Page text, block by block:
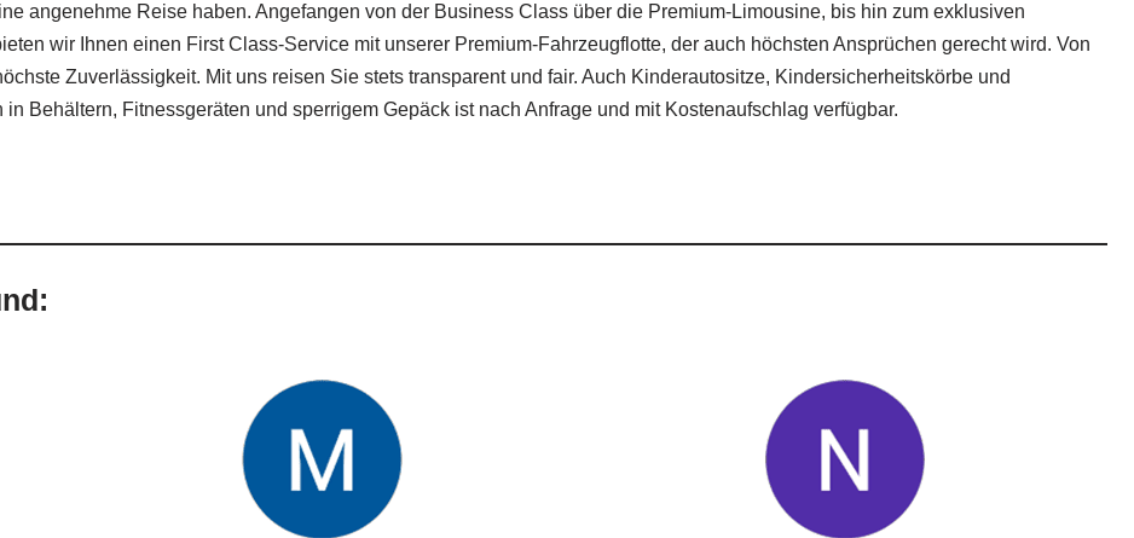
angenehme Reise haben. Angefangen von der Business Class über die Premium-Limousine, bis hin zum exklusiven
wir Ihnen einen First Class-Service mit unserer Premium-Fahrzeugflotte, der auch höchsten Ansprüchen gerecht wird. Von
Zuverlässigkeit. Mit uns reisen Sie stets transparent und fair. Auch Kinderautositze, Kindersicherheitskörbe und
Behältern, Fitnessgeräten und sperrigem Gepäck ist nach Anfrage und mit Kostenaufschlag verfügbar.